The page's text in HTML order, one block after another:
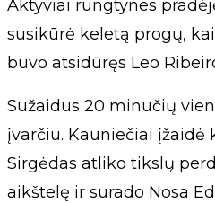
Aktyviai rungtynes
susikūrė keletą progų,
buvo atsidūręs Leo
Sužaidus 20 minučių
įvarčiu. Kauniečiai įžaidė
Sirgėdas atliko tikslų
aikštelę ir surado Nosa